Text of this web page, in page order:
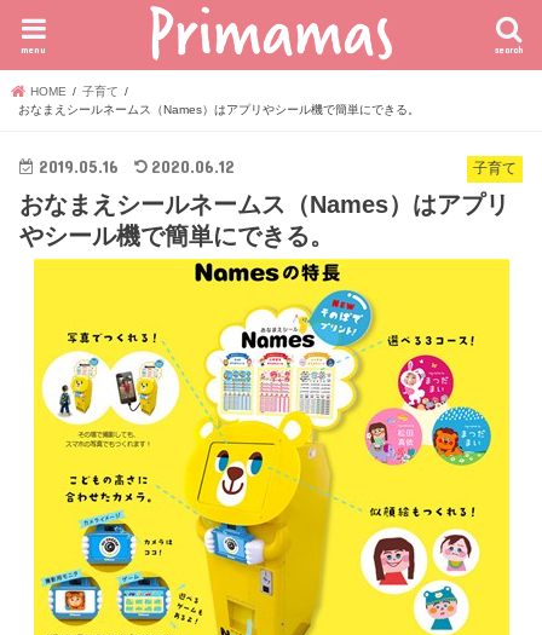
search
menu
HOME
子育て
おなまえシールネームス（Names）はアプリやシール機で簡単にできる。
子育て
2019.05.16 2020.06.12
おなまえシールネームス（Names）はアプリ
やシール機で簡単にできる。